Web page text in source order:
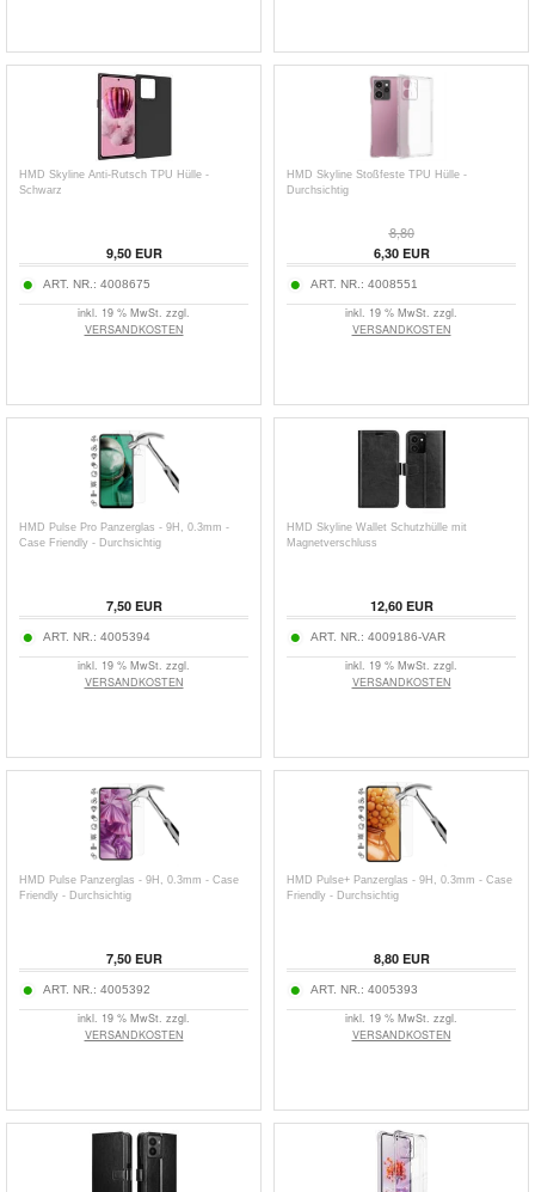
HMD Skyline Anti-Rutsch TPU Hülle -
Schwarz
9,50EUR
ART. NR.: 4008675
inkl. 19 % MwSt. zzgl.
VERSANDKOSTEN
HMD Skyline Stoßfeste TPU Hülle -
Durchsichtig
8,80
6,30EUR
ART. NR.: 4008551
inkl. 19 % MwSt. zzgl.
VERSANDKOSTEN
HMD Pulse Pro Panzerglas - 9H, 0.3mm -
Case Friendly - Durchsichtig
7,50EUR
ART. NR.: 4005394
inkl. 19 % MwSt. zzgl.
VERSANDKOSTEN
HMD Skyline Wallet Schutzhülle mit
Magnetverschluss
12,60EUR
ART. NR.: 4009186-VAR
inkl. 19 % MwSt. zzgl.
VERSANDKOSTEN
HMD Pulse Panzerglas - 9H, 0.3mm - Case
Friendly - Durchsichtig
7,50EUR
ART. NR.: 4005392
inkl. 19 % MwSt. zzgl.
VERSANDKOSTEN
HMD Pulse+ Panzerglas - 9H, 0.3mm - Case
Friendly - Durchsichtig
8,80EUR
ART. NR.: 4005393
inkl. 19 % MwSt. zzgl.
VERSANDKOSTEN